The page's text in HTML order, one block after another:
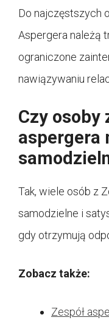
Do najczęstszych
Aspergera należą
ograniczone
nawiązywaniu
Czy osoby
aspergera
Tak, wiele osób z
samodzielne i
gdy otrzymują
Zobacz także:
Zespół